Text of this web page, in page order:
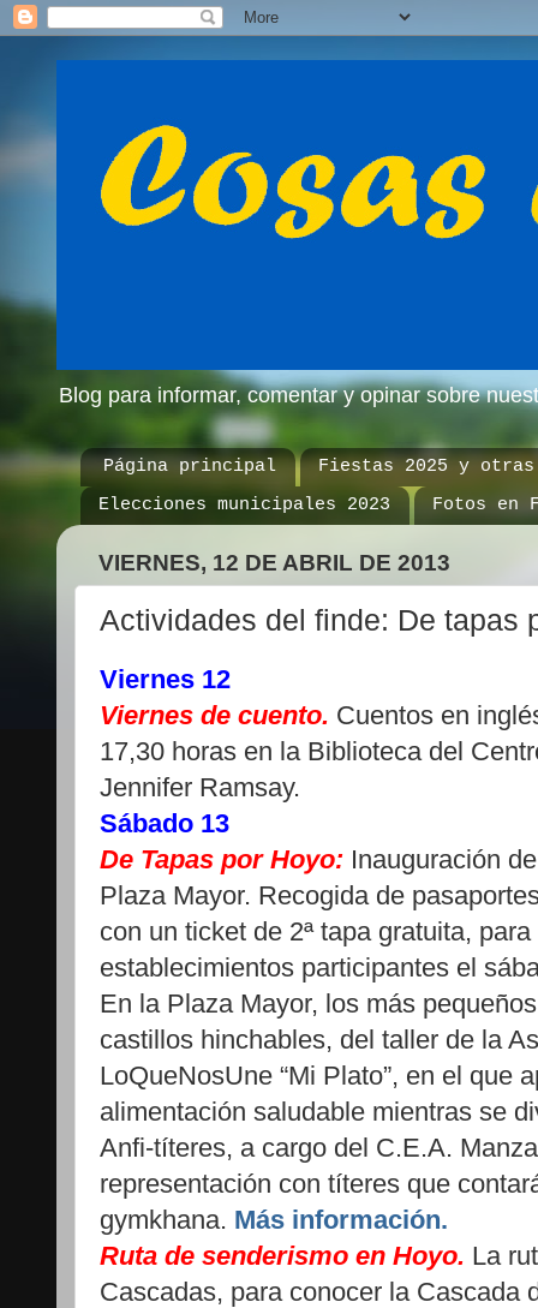
Blog para informar, comentar y opinar sobre
Página principal
Fiestas 2025 y otras
Elecciones municipales 2023
Fotos en
VIERNES, 12 DE ABRIL DE 2013
Actividades del finde: De tapas
Viernes 12
Viernes de cuento. Cuentos en
17,30 horas en la Biblioteca del
Jennifer Ramsay.
Sábado 13
De Tapas por Hoyo: Inauguración
Plaza Mayor. Recogida de
con un ticket de 2ª tapa gratuita,
establecimientos participantes el
En la Plaza Mayor, los más
castillos hinchables, del taller de la
LoQueNosUne “Mi Plato”, en el que
alimentación saludable mientras se
Anfi-títeres, a cargo del C.E.A.
representación con títeres que
gymkhana. Más información.
Ruta de senderismo en Hoyo. La
Cascadas, para conocer la Cascada